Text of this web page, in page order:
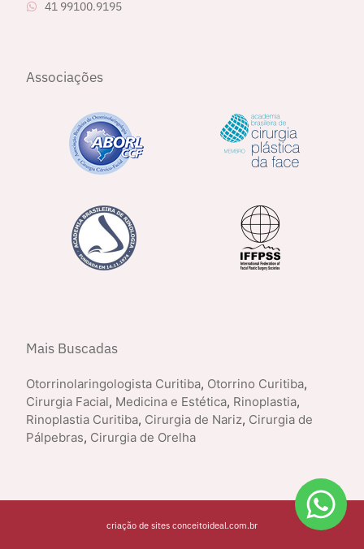
41 99100.9195
Associações
Mais Buscadas
Otorrinolaringologista Curitiba, Otorrino Curitiba,
Cirurgia Facial, Medicina e Estética, Rinoplastia,
Rinoplastia Curitiba, Cirurgia de Nariz, Cirurgia de
Pálpebras, Cirurgia de Orelha
criação de sites conceitoideal.com.br